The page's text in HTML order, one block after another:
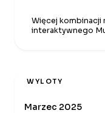
Więcej kombinacji
interaktywnego
WYLOTY
Marzec 2025